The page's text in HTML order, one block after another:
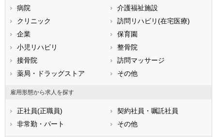
静岡県
三重県
滋賀県
大阪府
兵庫県
鳥取県
広島県
徳島県
香川県
愛媛県
鹿児島県
病院
介護福祉施設
クリニック
訪問リハビリ(在宅医療)
企業
保育園
小児リハビリ
整骨院
接骨院
訪問マッサージ
薬局・ドラッグストア
その他
雇用形態から求人を探す
正社員(正職員)
契約社員・嘱託社員
非常勤・パート
その他